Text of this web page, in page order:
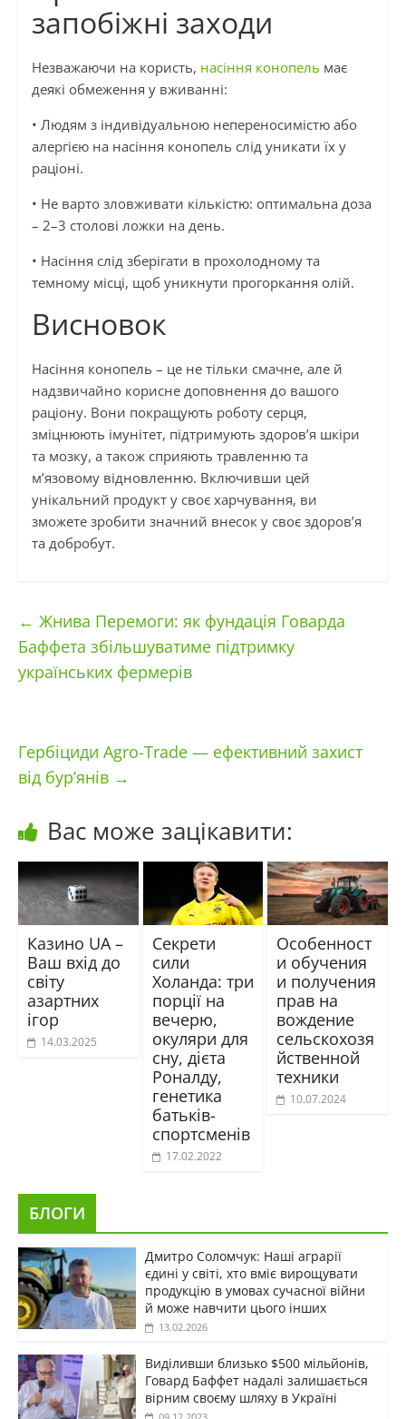
запобіжні заходи
Незважаючи на користь, насіння конопель має
деякі обмеження у вживанні:
• Людям з індивідуальною непереносимістю або
алергією на насіння конопель слід уникати їх у
раціоні.
• Не варто зловживати кількістю: оптимальна доза
– 2–3 столові ложки на день.
• Насіння слід зберігати в прохолодному та
темному місці, щоб уникнути прогоркання олій.
Висновок
Насіння конопель – це не тільки смачне, але й
надзвичайно корисне доповнення до вашого
раціону. Вони покращують роботу серця,
зміцнюють імунітет, підтримують здоров’я шкіри
та мозку, а також сприяють травленню та
м’язовому відновленню. Включивши цей
унікальний продукт у своє харчування, ви
зможете зробити значний внесок у своє здоров’я
та добробут.
← Жнива Перемоги: як фундація Говарда
Баффета збільшуватиме підтримку
українських фермерів
Гербіциди Agro-Trade — ефективний захист
від бур’янів →
Вас може зацікавити:
Казино UA –
Ваш вхід до
світу
азартних
ігор
14.03.2025
Секрети
сили
Холанда: три
порції на
вечерю,
окуляри для
сну, дієта
Роналду,
генетика
батьків-
спортсменів
17.02.2022
Особенност
и обучения
и получения
прав на
вождение
сельскохозя
йственной
техники
10.07.2024
БЛОГИ
Дмитро Соломчук: Наші аграрії
єдині у світі, хто вміє вирощувати
продукцію в умовах сучасної війни
й може навчити цього інших
13.02.2026
Виділивши близько $500 мільйонів,
Говард Баффет надалі залишається
вірним своєму шляху в Україні